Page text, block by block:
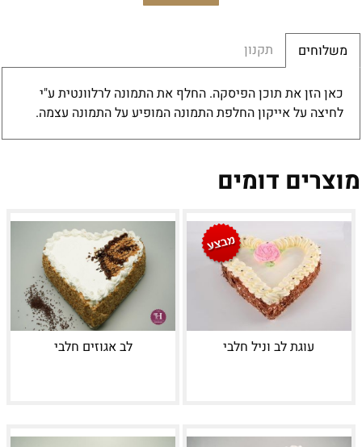
משלוחים תקנון
כאן הזן את תוכן הפיסקה. החלף את התמונה לרלוונטית ע"י
לחיצה על אייקון החלפת התמונה המופיע על התמונה עצמה.
מוצרים דומים
עוגת לב וניל חלבי לב אגוזים חלבי